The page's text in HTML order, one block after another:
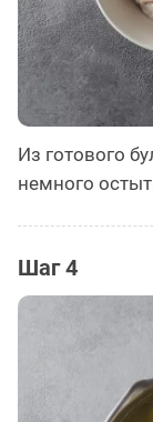
Из готового
немного
Шаг 4